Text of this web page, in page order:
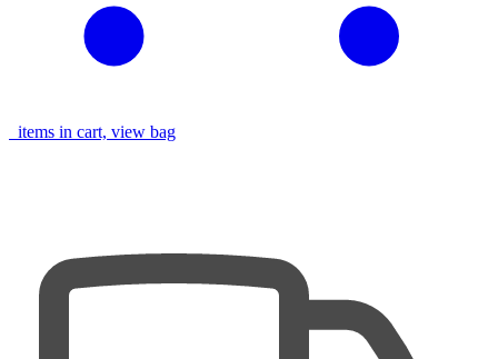
items in cart, view bag